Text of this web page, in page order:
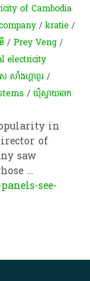
of Cambodia
/kratie/
/Prey Veng/
electricity
សាំងហ្គាពួរ/
/ឃុំស្វាយចេក
in
of
saw
...
see-